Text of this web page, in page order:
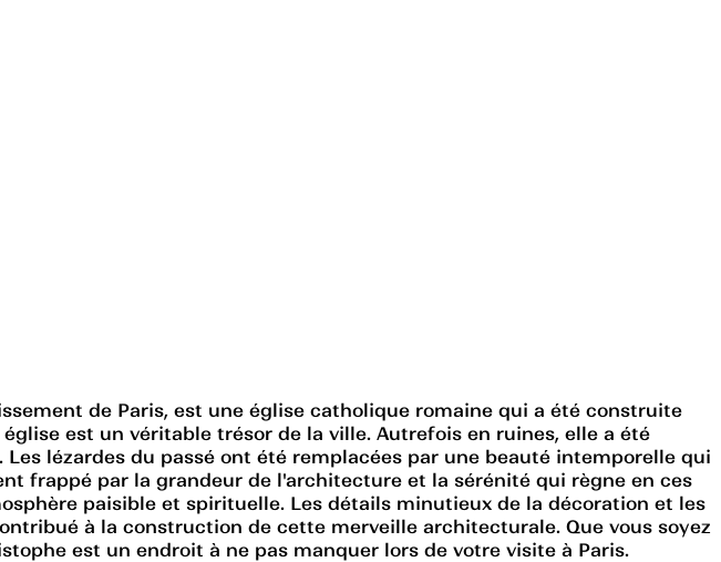
de Paris, est une église catholique romaine qui a été construite
est un véritable trésor de la ville. Autrefois en ruines, elle a été
lézardes du passé ont été remplacées par une beauté intemporelle qui
frappé par la grandeur de l'architecture et la sérénité qui règne en ces
paisible et spirituelle. Les détails minutieux de la décoration et les
à la construction de cette merveille architecturale. Que vous soyez
est un endroit à ne pas manquer lors de votre visite à Paris.